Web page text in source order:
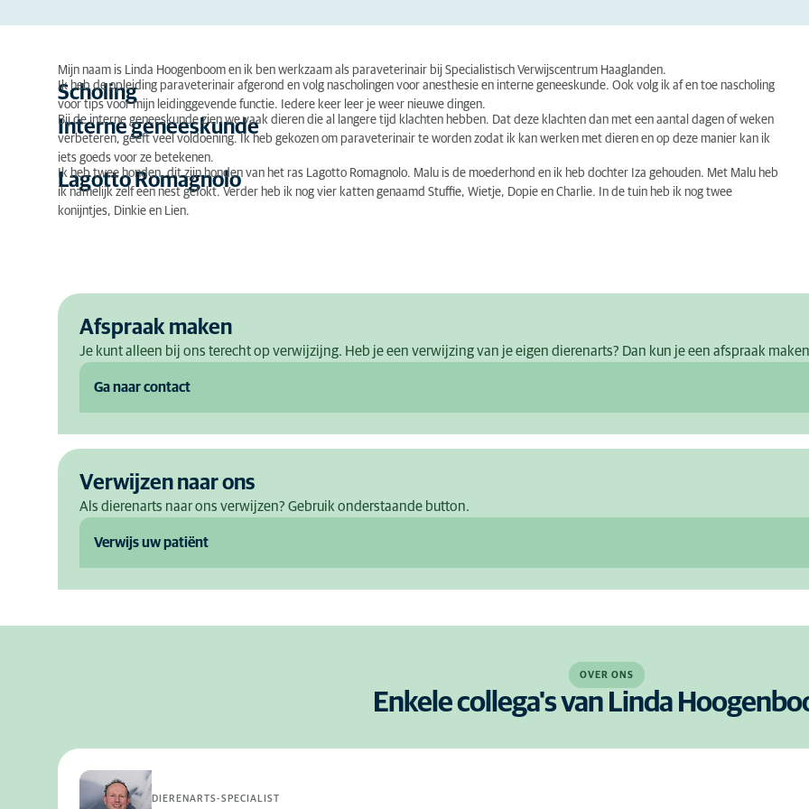
Mijn naam is Linda Hoogenboom en ik ben werkzaam als paraveterinair bij Specialistisch Verwijscentrum Haaglanden.
Scholing
Ik heb de opleiding paraveterinair afgerond en volg nascholingen voor anesthesie en interne geneeskunde. Ook volg ik af en toe nascholing
voor tips voor mijn leidinggevende functie. Iedere keer leer je weer nieuwe dingen.
Interne geneeskunde
Bij de interne geneeskunde zien we vaak dieren die al langere tijd klachten hebben. Dat deze klachten dan met een aantal dagen of weken
verbeteren, geeft veel voldoening. Ik heb gekozen om paraveterinair te worden zodat ik kan werken met dieren en op deze manier kan ik
iets goeds voor ze betekenen.
Lagotto Romagnolo
Ik heb twee honden, dit zijn honden van het ras Lagotto Romagnolo. Malu is de moederhond en ik heb dochter Iza gehouden. Met Malu heb
ik namelijk zelf een nest gefokt. Verder heb ik nog vier katten genaamd Stuffie, Wietje, Dopie en Charlie. In de tuin heb ik nog twee
konijntjes, Dinkie en Lien.
Afspraak maken
Je kunt alleen bij ons terecht op verwijzijng. Heb je een verwijzing van je eigen dierenarts? Dan kun je een afspraak
Ga naar contact
Verwijzen naar ons
Als dierenarts naar ons verwijzen? Gebruik onderstaande button.
Verwijs uw patiënt
OVER ONS
Enkele collega's van Linda
DIERENARTS-SPECIALIST